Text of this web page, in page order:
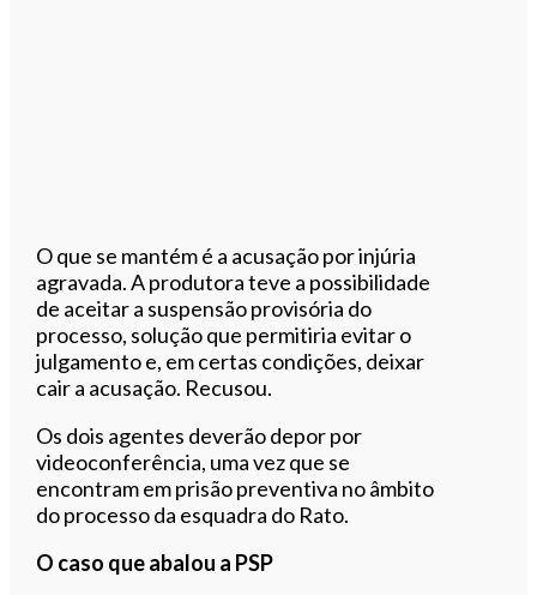
O que se mantém é a acusação por injúria
agravada. A produtora teve a possibilidade
de aceitar a suspensão provisória do
processo, solução que permitiria evitar o
julgamento e, em certas condições, deixar
cair a acusação. Recusou.
Os dois agentes deverão depor por
videoconferência, uma vez que se
encontram em prisão preventiva no âmbito
do processo da esquadra do Rato.
O caso que abalou a PSP